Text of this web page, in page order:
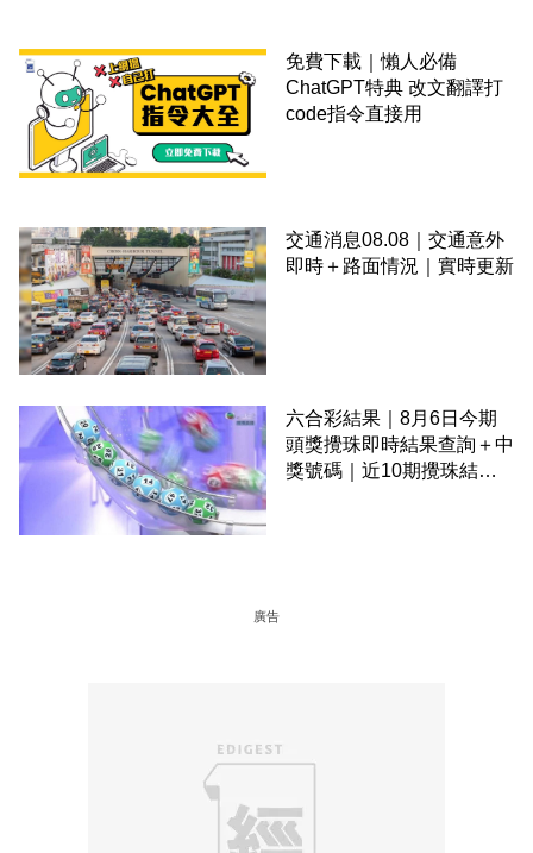
免費下載｜懶人必備
ChatGPT特典 改文翻譯打
code指令直接用
交通消息08.08｜交通意外
即時＋路面情況｜實時更新
六合彩結果｜8月6日今期
頭獎攪珠即時結果查詢＋中
獎號碼｜近10期攪珠結果
廣告